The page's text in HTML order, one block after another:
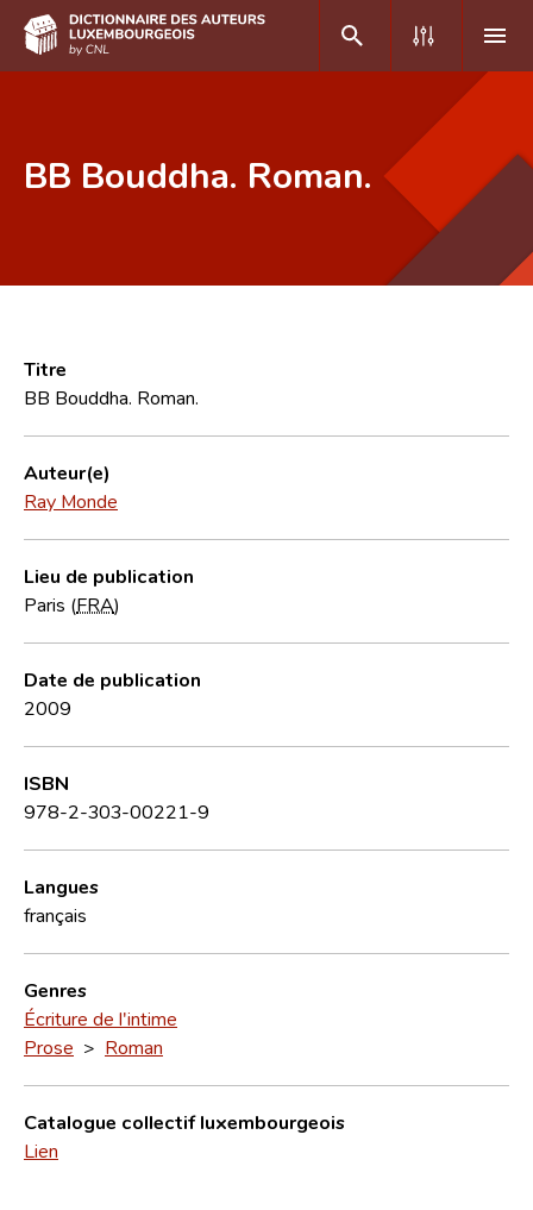
Foire aux questions
CNL
Équipe scientifique
Contact
BB Bouddha. Roman.
Titre
BB Bouddha. Roman.
Auteur(e)
Ray Monde
Lieu de publication
Paris (FRA)
Date de publication
2009
ISBN
978-2-303-00221-9
Langues
français
Genres
Écriture de l'intime
Prose > Roman
Catalogue collectif luxembourgeois
Lien